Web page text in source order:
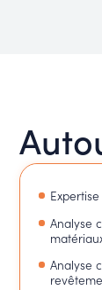
Analyse
Analyse